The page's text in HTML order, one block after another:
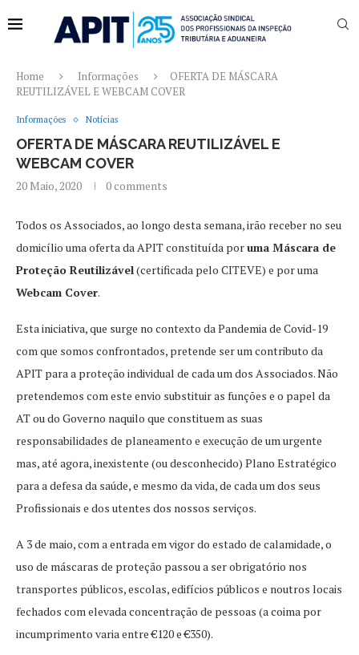
Home Informações
OFERTA DE MÁSCARA
REUTILIZÁVEL E WEBCAM COVER
Informações Notícias
OFERTA DE MÁSCARA REUTILIZÁVEL E
WEBCAM COVER
20 Maio, 2020 0 comments
Todos os Associados, ao longo desta semana, irão receber no seu
domicílio uma oferta da APIT constituída poruma Máscara de
Proteção Reutilizável(certificada pelo CITEVE) e por uma
Webcam Cover.
Esta iniciativa, que surge no contexto da Pandemia de Covid-19
com que somos confrontados, pretende ser um contributo da
APIT para a proteção individual de cada um dos Associados. Não
pretendemos com este envio substituir as funções e o papel da
AT ou do Governo naquilo que constituem as suas
responsabilidades de planeamento e execução de um urgente
mas, até agora, inexistente (ou desconhecido) Plano Estratégico
para a defesa da saúde, e mesmo da vida, de cada um dos seus
Profissionais e dos utentes dos nossos serviços.
A 3 de maio, com a entrada em vigor do estado de calamidade, o
uso de máscaras de proteção passou a ser obrigatório nos
transportes públicos, escolas, edifícios públicos e noutros locais
fechados com elevada concentração de pessoas (a coima por
incumprimento varia entre €120 e €350).